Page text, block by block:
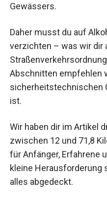
Gewässers.
Daher musst du auf
verzichten – was wir dir
Abschnitten empfehlen
sicherheitstechnischen
ist.
Wir haben dir im Artikel
zwischen 12 und 71,8
für Anfänger, Erfahrene
kleine
alles abgedeckt.